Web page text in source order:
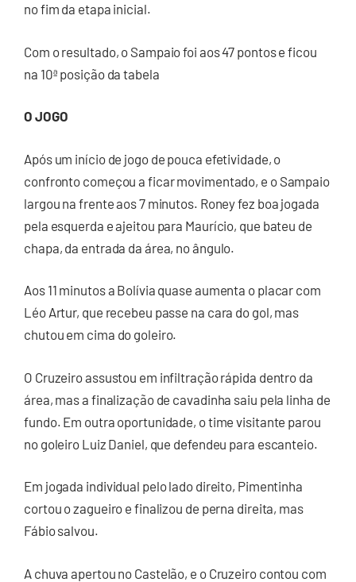
no fim da etapa inicial.
Com o resultado, o Sampaio foi aos 47 pontos e ficou
na 10ª posição da tabela
O JOGO
Após um início de jogo de pouca efetividade, o
confronto começou a ficar movimentado, e o Sampaio
largou na frente aos 7 minutos. Roney fez boa jogada
pela esquerda e ajeitou para Maurício, que bateu de
chapa, da entrada da área, no ângulo.
Aos 11 minutos a Bolívia quase aumenta o placar com
Léo Artur, que recebeu passe na cara do gol, mas
chutou em cima do goleiro.
O Cruzeiro assustou em infiltração rápida dentro da
área, mas a finalização de cavadinha saiu pela linha de
fundo. Em outra oportunidade, o time visitante parou
no goleiro Luiz Daniel, que defendeu para escanteio.
Em jogada individual pelo lado direito, Pimentinha
cortou o zagueiro e finalizou de perna direita, mas
Fábio salvou.
A chuva apertou no Castelão, e o Cruzeiro contou com